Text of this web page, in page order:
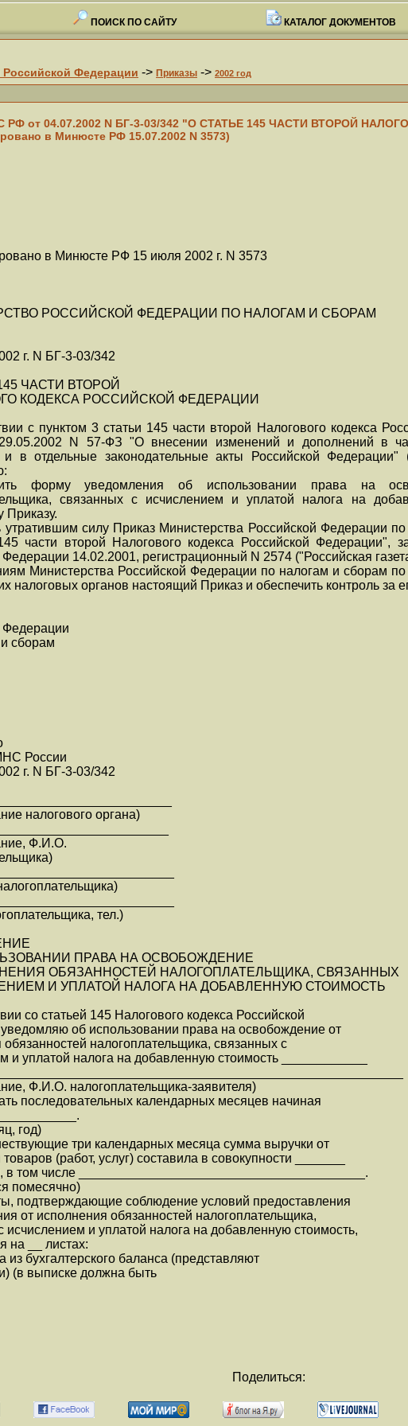
ПОИСК ПО САЙТУ КАТАЛОГ ДОКУМЕНТОВ
Федерации -> Приказы -> 2002 год
РФ от 04.07.2002 N БГ-3-03/342 "О СТАТЬЕ 145 ЧАСТИ ВТОРОЙ
в Минюсте РФ 15.07.2002 N 3573)
в Минюсте РФ 15 июля 2002 г. N 3573
РОССИЙСКОЙ ФЕДЕРАЦИИ ПО НАЛОГАМ И СБОРАМ
г. N БГ-3-03/342
ЧАСТИ ВТОРОЙ
КОДЕКСА РОССИЙСКОЙ ФЕДЕРАЦИИ
с пунктом 3 статьи 145 части второй Налогового кодекса
N 57-ФЗ "О внесении изменений и дополнений в
в отдельные законодательные акты Российской
форму уведомления об использовании права на
связанных с исчислением и уплатой налога на
Приказу.
утратившим силу Приказ Министерства Российской Федерации
части второй Налогового кодекса Российской Федерации",
Федерации 14.02.2001, регистрационный N 2574 ("Российская
Министерства Российской Федерации по налогам и сборам
налоговых органов настоящий Приказ и обеспечить контроль за
Федерации
сборам
России
г. N БГ-3-03/342
налогового органа)
Ф.И.О.
тел.)
ПРАВА НА ОСВОБОЖДЕНИЕ
ОБЯЗАННОСТЕЙ НАЛОГОПЛАТЕЛЬЩИКА, СВЯЗАННЫХ
И УПЛАТОЙ НАЛОГА НА ДОБАВЛЕННУЮ СТОИМОСТЬ
со статьей 145 Налогового кодекса Российской
об использовании права на освобождение от
обязанностей налогоплательщика, связанных с
и уплатой налога на добавленную стоимость ____________
Ф.И.О. налогоплательщика-заявителя)
последовательных календарных месяцев начиная
год)
три календарных месяца сумма выручки от
(работ, услуг) составила в совокупности _______
в том числе ________________________________________.
помесячно)
подтверждающие соблюдение условий предоставления
от исполнения обязанностей налогоплательщика,
исчислением и уплатой налога на добавленную стоимость,
на __ листах:
из бухгалтерского баланса (представляют
(в выписке должна быть
Поделиться: